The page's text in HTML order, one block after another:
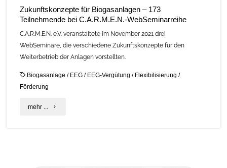
Zukunftskonzepte für Biogasanlagen – 173
Teilnehmende bei C.A.R.M.E.N.-WebSeminarreihe
C.A.R.M.E.N. e.V. veranstaltete im November 2021 drei
WebSeminare, die verschiedene Zukunftskonzepte für den
Weiterbetrieb der Anlagen vorstellten.
Biogasanlage / EEG / EEG-Vergütung / Flexibilisierung /
Förderung
mehr ... "Zukunftskonzepte